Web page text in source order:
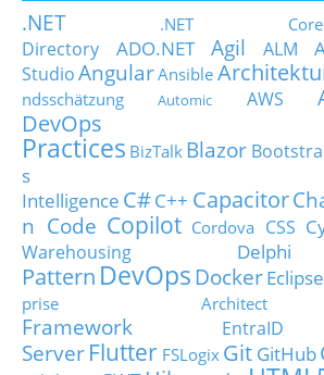
.NET .NET Core
Directory
ADO.NET Agil ALM
StudioAngularAnsible
ndsschätzung
Automic AWS
DevOps
Practices BizTalk Blazor
s
Intelligence C#C++ Capacitor
n Code Copilot Cordova CSS
Warehousing
Delphi
Pattern DevOps DockerEclipse
prise Architect
Framework
EntraID
Server Flutter FSLogix Git GitHub